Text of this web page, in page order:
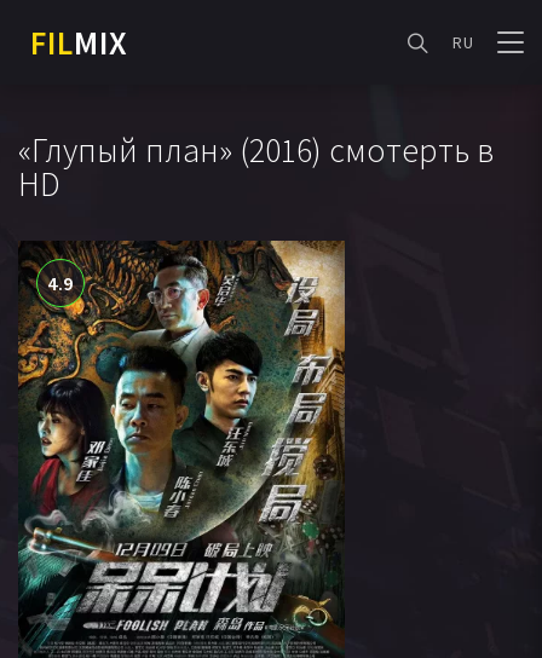
FILMIX RU
«Глупый план» (2016) смотерть в
HD
4.9